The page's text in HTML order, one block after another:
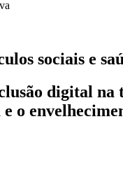
sociais e
digital
o